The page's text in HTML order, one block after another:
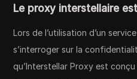
Le proxy interstellaire
Lors de l’utilisation d’un
s’interroger sur la
qu’Interstellar Proxy est